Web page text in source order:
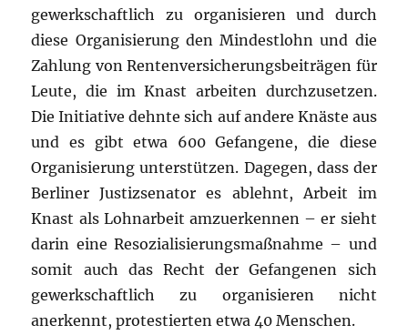
gewerkschaftlich zu organisieren und durch
diese Organisierung den Mindestlohn und die
Zahlung von Rentenversicherungsbeiträgen für
Leute, die im Knast arbeiten durchzusetzen.
Die Initiative dehnte sich auf andere Knäste aus
und es gibt etwa 600 Gefangene, die diese
Organisierung unterstützen. Dagegen, dass der
Berliner Justizsenator es ablehnt, Arbeit im
Knast als Lohnarbeit amzuerkennen – er sieht
darin eine Resozialisierungsmaßnahme – und
somit auch das Recht der Gefangenen sich
gewerkschaftlich zu organisieren nicht
anerkennt, protestierten etwa 40 Menschen.